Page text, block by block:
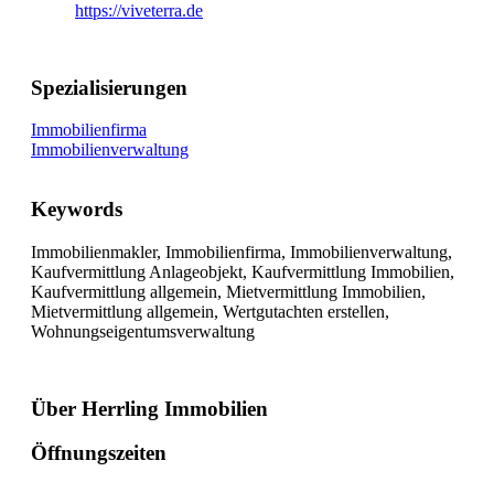
https://viveterra.de
Spezialisierungen
Immobilienfirma
Immobilienverwaltung
Keywords
Immobilienmakler, Immobilienfirma, Immobilienverwaltung,
Kaufvermittlung Anlageobjekt, Kaufvermittlung Immobilien,
Kaufvermittlung allgemein, Mietvermittlung Immobilien,
Mietvermittlung allgemein, Wertgutachten erstellen,
Wohnungseigentumsverwaltung
Über Herrling Immobilien
Öffnungszeiten